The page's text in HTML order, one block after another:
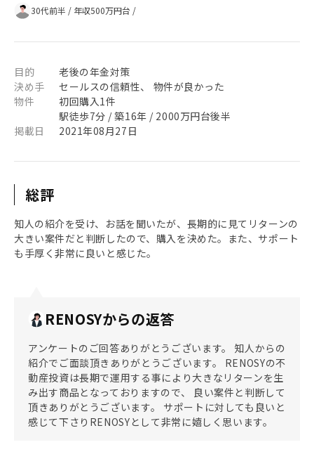
30代前半 / 年収500万円台 /
目的
老後の年金対策
決め手
セールスの信頼性、 物件が良かった
物件
初回購入1件
駅徒歩7分 / 築16年 / 2000万円台後半
掲載日
2021年08月27日
総評
知人の紹介を受け、お話を聞いたが、長期的に見てリターンの
大きい案件だと判断したので、購入を決めた。また、サポート
も手厚く非常に良いと感じた。
RENOSYからの返答
アンケートのご回答ありがとうございます。 知人からの
紹介でご面談頂きありがとうございます。 RENOSYの不
動産投資は長期で運用する事により大きなリターンを生
み出す商品となっておりますので、 良い案件と判断して
頂きありがとうございます。 サポートに対しても良いと
感じて下さりRENOSYとして非常に嬉しく思います。